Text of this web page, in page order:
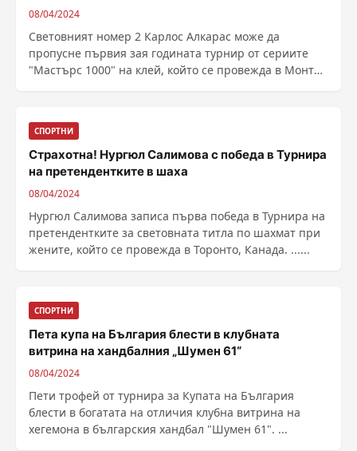
08/04/2024
Световният номер 2 Карлос Алкарас може да
пропусне първия зая годината турнир от сериите
"Мастърс 1000" на клей, който се провежда в Монте
СПОРТНИ
Страхотна! Нургюл Салимова с победа в Турнира
на претендентките в шаха
08/04/2024
Нургюл Салимова записа първа победа в Турнира на
претендентките за световната титла по шахмат при
жените, който се провежда в Торонто, Канада. ......
СПОРТНИ
Пета купа на България блести в клубната
витрина на хандбалния „Шумен 61“
08/04/2024
Пети трофей от турнира за Купата на България
блести в богатата на отличия клубна витрина на
хегемона в българския хандбал "Шумен 61". ...